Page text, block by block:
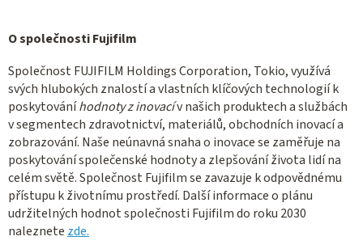
O společnosti Fujifilm
Společnost FUJIFILM Holdings Corporation, Tokio, využívá
svých hlubokých znalostí a vlastních klíčových technologií k
poskytováníhodnoty z inovacív našich produktech a službách
v segmentech zdravotnictví, materiálů, obchodních inovací a
zobrazování. Naše neúnavná snaha o inovace se zaměřuje na
poskytování společenské hodnoty a zlepšování života lidí na
celém světě. Společnost Fujifilm se zavazuje k odpovědnému
přístupu k životnímu prostředí. Další informace o plánu
udržitelných hodnot společnosti Fujifilm do roku 2030
naleznete zde.